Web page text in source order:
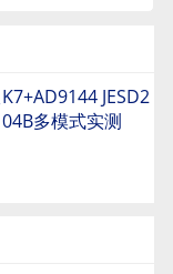
K7+AD9144 JESD2
04B多模式实测